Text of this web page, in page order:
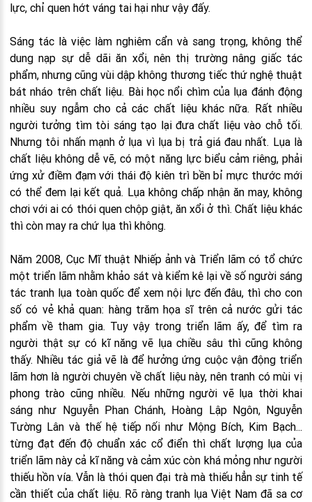
lực, chỉ quen hớt váng tai hại như vậy đấy.
Sáng tác là việc làm nghiêm cẩn và sang trọng, không thể
dung nạp sự dễ dãi ăn xổi, nên thị trường nâng giấc tác
phẩm, nhưng cũng vùi dập không thương tiếc thứ nghệ thuật
bát nháo trên chất liệu. Bài học nổi chìm của lụa đánh động
nhiều suy ngẫm cho cả các chất liệu khác nữa. Rất nhiều
người tưởng tìm tòi sáng tạo lại đưa chất liệu vào chỗ tối.
Nhưng tôi nhấn mạnh ở lụa vì lụa bị trả giá đau nhất. Lụa là
chất liệu không dễ vẽ, có một năng lực biểu cảm riêng, phải
ứng xử điềm đạm với thái độ kiên trì bền bỉ mực thước mới
có thể đem lại kết quả. Lụa không chấp nhận ăn may, không
chơi với ai có thói quen chộp giật, ăn xổi ở thì. Chất liệu khác
thì còn may ra chứ lụa thì không.
Năm 2008, Cục Mĩ thuật Nhiếp ảnh và Triển lãm có tổ chức
một triển lãm nhằm khảo sát và kiểm kê lại về số người sáng
tác tranh lụa toàn quốc để xem nội lực đến đâu, thì cho con
số có vẻ khả quan: hàng trăm họa sĩ trên cả nước gửi tác
phẩm về tham gia. Tuy vậy trong triển lãm ấy, để tìm ra
người thật sự có kĩ năng vẽ lụa chiều sâu thì cũng không
thấy. Nhiều tác giả vẽ là để hưởng ứng cuộc vận động triển
lãm hơn là người chuyên về chất liệu này, nên tranh có mùi vị
phong trào cũng nhiều. Nếu những người vẽ lụa thời khai
sáng như Nguyễn Phan Chánh, Hoàng Lập Ngôn, Nguyễn
Tường Lân và thế hệ tiếp nối như Mộng Bích, Kim Bạch...
từng đạt đến độ chuẩn xác cổ điển thì chất lượng lụa của
triển lãm này cả kĩ năng và cảm xúc còn khá mỏng như người
thiếu hồn vía. Vẫn là thói quen đại trà mà thiếu hẳn sự tinh tế
cần thiết của chất liệu. Rõ ràng tranh lụa Việt Nam đã sa cơ